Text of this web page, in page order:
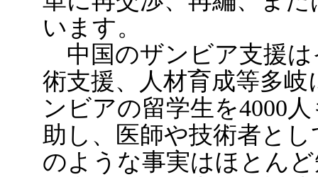
います。
中国のザンビア支援は
術支援、人材育成等多
ンビアの留学生を4000
助し、医師や技術者と
のような事実はほとん